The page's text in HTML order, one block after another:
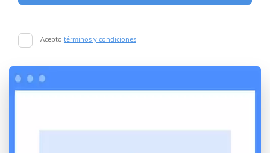
Acepto términos y condiciones